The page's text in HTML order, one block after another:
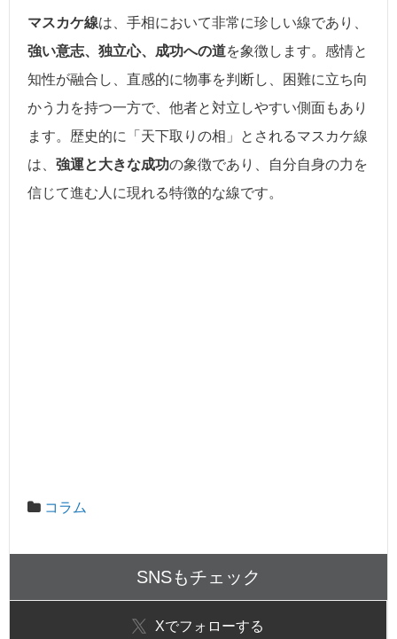
マスカケ線は、手相において非常に珍しい線であり、
強い意志、独立心、成功への道を象徴します。感情と
知性が融合し、直感的に物事を判断し、困難に立ち向
かう力を持つ一方で、他者と対立しやすい側面もあり
ます。歴史的に「天下取りの相」とされるマスカケ線
は、 強運と大きな成功の象徴であり、自分自身の力を
信じて進む人に現れる特徴的な線です。
コラム
SNSもチェック
Xでフォローする